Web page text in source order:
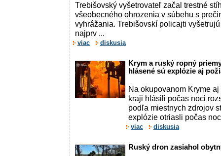
Trebišovský vyšetrovateľ začal trestné
všeobecného ohrozenia v súbehu s
vyhrážania. Trebišovskí policajti
najprv ...
viac diskusia
Krym a ruský ropný
hlásené sú explózie aj
Na okupovanom Kryme
kraji hlásili počas noci
podľa miestnych zdrojov
explózie otriasli počas
viac diskusia
Ruský dron zasiahol